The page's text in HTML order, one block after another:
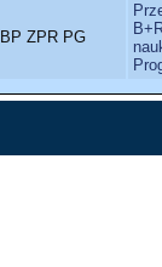
BP ZPR PG